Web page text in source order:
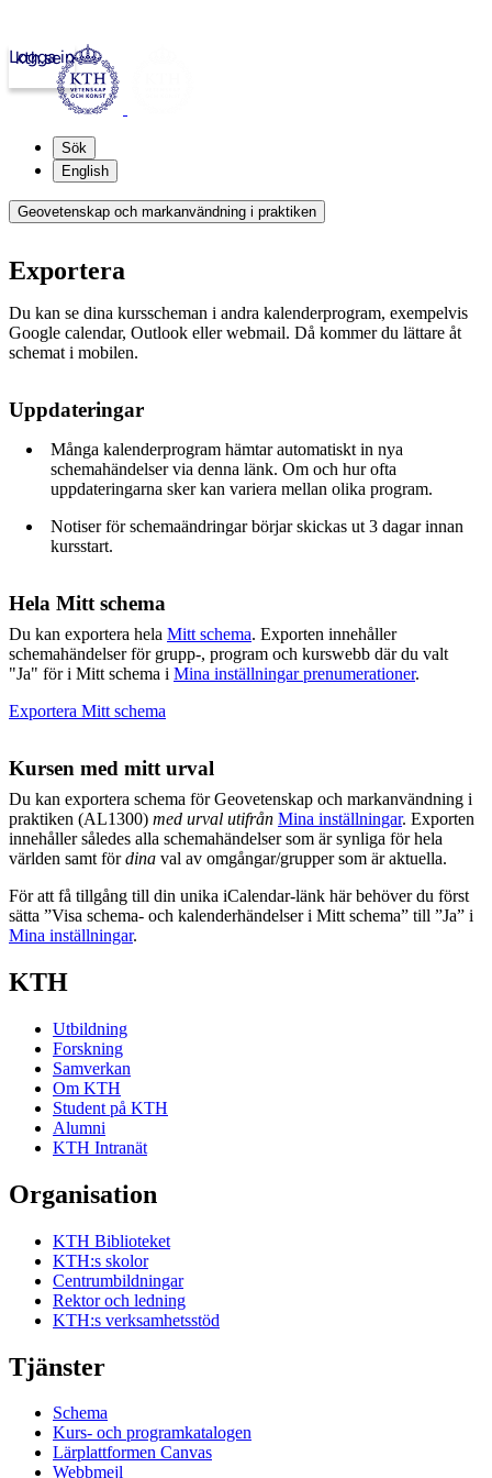
kth.se
Logga in
Sök
English
Geovetenskap och markanvändning i praktiken
Exportera
Du kan se dina kursscheman i andra kalenderprogram, exempelvis
Google calendar, Outlook eller webmail. Då kommer du lättare åt
schemat i mobilen.
Uppdateringar
Många kalenderprogram hämtar automatiskt in nya
schemahändelser via denna länk. Om och hur ofta
uppdateringarna sker kan variera mellan olika program.
Notiser för schemaändringar börjar skickas ut 3 dagar innan
kursstart.
Hela Mitt schema
Du kan exportera hela Mitt schema. Exporten innehåller
schemahändelser för grupp-, program och kurswebb där du valt
"Ja" för i Mitt schema i Mina inställningar prenumerationer.
Exportera Mitt schema
Kursen med mitt urval
Du kan exportera schema för Geovetenskap och markanvändning i
praktiken (AL1300) med urval utifrån Mina inställningar. Exporten
innehåller således alla schemahändelser som är synliga för hela
världen samt fördina val av omgångar/grupper som är aktuella.
För att få tillgång till din unika iCalendar-länk här behöver du först
sätta ”Visa schema- och kalenderhändelser i Mitt schema” till ”Ja” i
Mina inställningar.
KTH
Utbildning
Forskning
Samverkan
Om KTH
Student på KTH
Alumni
KTH Intranät
Organisation
KTH Biblioteket
KTH:s skolor
Centrumbildningar
Rektor och ledning
KTH:s verksamhetsstöd
Tjänster
Schema
Kurs- och programkatalogen
Lärplattformen Canvas
Webbmejl